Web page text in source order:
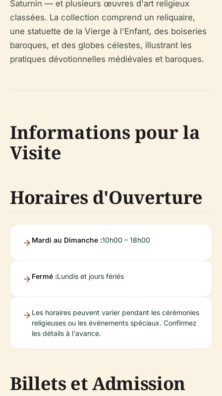
Saturnin — et plusieurs œuvres d'art religieux
classées. La collection comprend un reliquaire,
une statuette de la Vierge à l'Enfant, des boiseries
baroques, et des globes célestes, illustrant les
pratiques dévotionnelles médiévales et baroques.
Informations pour la
Visite
Horaires d'Ouverture
Mardi au Dimanche :10h00 – 18h00
Fermé :Lundis et jours fériés
Les horaires peuvent varier pendant les cérémonies
religieuses ou les événements spéciaux. Confirmez
les détails à l'avance.
Billets et Admission